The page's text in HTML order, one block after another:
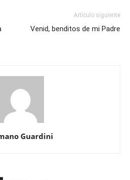
Artículo siguiente
Venid, benditos de mi Padre
Guardini